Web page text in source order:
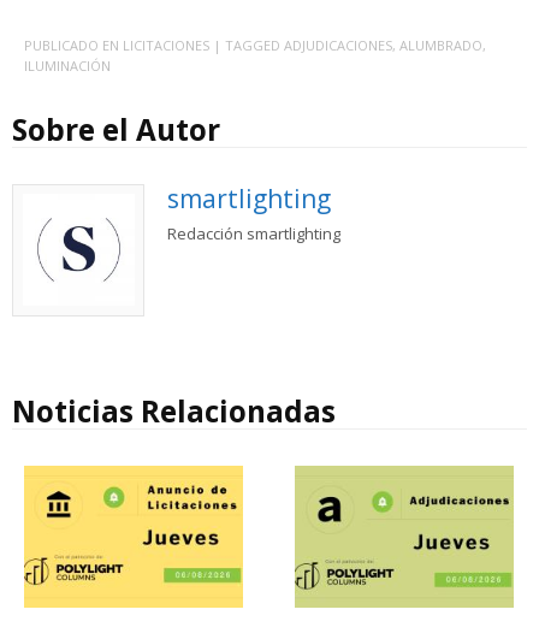
PUBLICADO EN LICITACIONES | TAGGED ADJUDICACIONES, ALUMBRADO,
ILUMINACIÓN
Sobre el Autor
smartlighting
Redacción smartlighting
Noticias Relacionadas